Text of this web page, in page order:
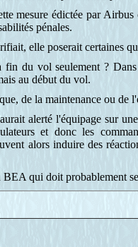
mesure édictée par
pénales.
elle poserait certaines
du vol seulement ? Dans
au début du vol.
de la maintenance ou
alerté l'équipage sur
et donc les
alors induire des
qui doit probablement